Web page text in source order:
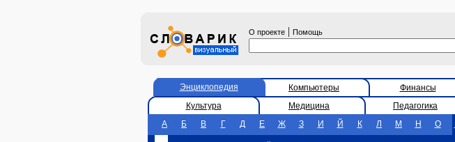
О проекте | Помощь
Энциклопедия Компьютеры Финансы
Культура
Медицина Педагогика
А
Б В Г Д Е Ж З И Й К Л М Н О